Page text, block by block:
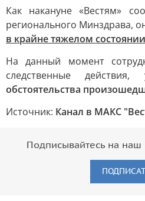
Как накануне «Вестям»
регионального Минздрава,
в крайне тяжелом
На данный момент
следственные действия,
обстоятельства
Источник: Канал в МАКС
Подписывайтесь на наш